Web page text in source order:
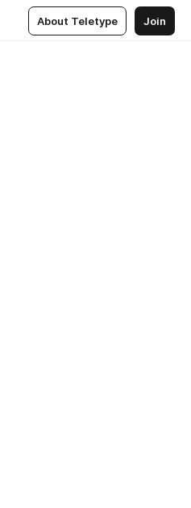
About Teletype Join